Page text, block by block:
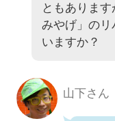
ともありま
みやげ」のリ
いますか？
山下さん